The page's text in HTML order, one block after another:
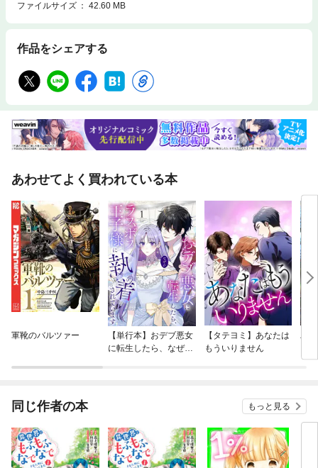
ファイルサイズ
42.60 MB
作品をシェアする
あわせてよく買われている本
軍靴のバルツァー
【単行本】おデブ悪女
に転生したら、なぜか
【タテヨミ】あなたは
もういりません
バ
今
同じ作者の本 もっと見る